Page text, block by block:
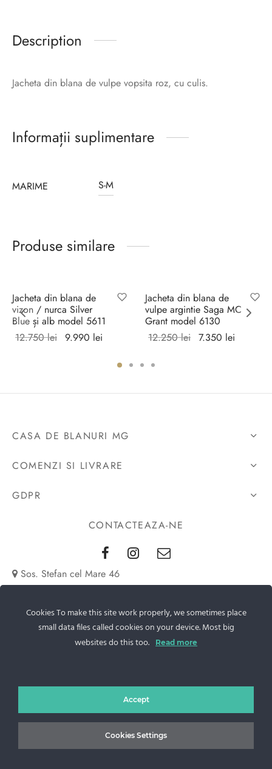
Description
Jacheta din blana de vulpe vopsita roz, cu culis.
Informații suplimentare
MARIME S-M
Produse similare
Sale!
Jacheta din blana de
vizon / nurca Silver
Blue și alb model 5611
12.750lei Prețul
9.990 lei
este:
Sale!
Jacheta din blana de
vulpe argintie Saga MC
Grant model 6130
12.250lei Prețul
7.350 lei
CASA DE BLANURI MG
COMENZI SI LIVRARE
GDPR
CONTACTEAZA-NE
Sos. Stefan cel Mare 46
bianca@blana.ro
Noutati Casa de blanuri MG
Cookies To make this site work properly, we sometimes place
small data files called cookies on your device. Most big
websites do this too.
Read more
Accept
Cookies Settings